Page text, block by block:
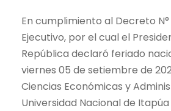
En cumplimiento al Decreto
Ejecutivo, por el cual el
República declaró feriado
viernes 05 de setiembre de
Ciencias Económicas y
Universidad Nacional de Itapúa